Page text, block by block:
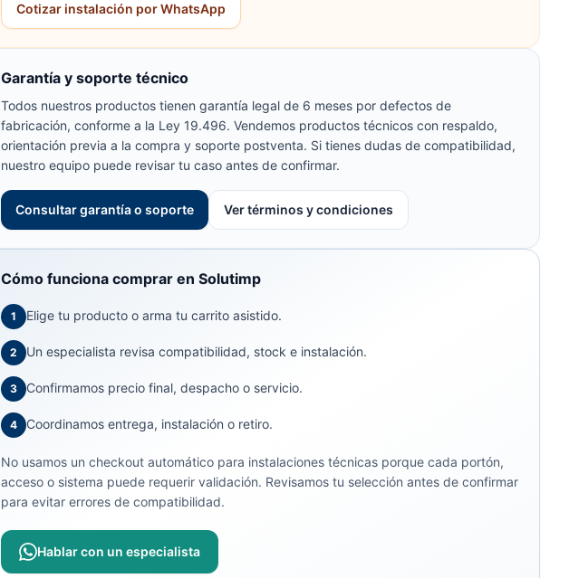
Cotizar instalación por WhatsApp
Garantía y soporte técnico
Todos nuestros productos tienen garantía legal de 6 meses por defectos de
fabricación, conforme a la Ley 19.496. Vendemos productos técnicos con respaldo,
orientación previa a la compra y soporte postventa. Si tienes dudas de compatibilidad,
nuestro equipo puede revisar tu caso antes de confirmar.
Consultar garantía o soporte Ver términos y condiciones
Cómo funciona comprar en Solutimp
1 Elige tu producto o arma tu carrito asistido.
2 Un especialista revisa compatibilidad, stock e instalación.
3 Confirmamos precio final, despacho o servicio.
4 Coordinamos entrega, instalación o retiro.
No usamos un checkout automático para instalaciones técnicas porque cada portón,
acceso o sistema puede requerir validación. Revisamos tu selección antes de confirmar
para evitar errores de compatibilidad.
Hablar con un especialista